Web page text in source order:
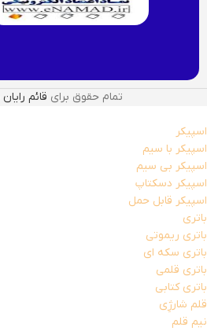
تمام حقوق برای قائم رایان
اسپیکر
اسپیکر با سیم
اسپیکر بی سیم
اسپیکر دسکتاپ
اسپیکر قابل حمل
باتری
باتری ریموتی
باتری سکه ای
باتری قلمی
باتری کتابی
قلم شارژِی
نیم قلم